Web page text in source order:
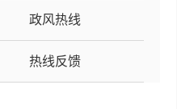
政风热线
热线反馈